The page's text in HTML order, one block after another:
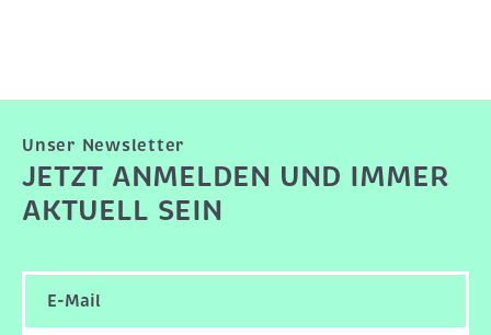
Unser Newsletter
JETZT ANMELDEN UND IMMER
AKTUELL SEIN